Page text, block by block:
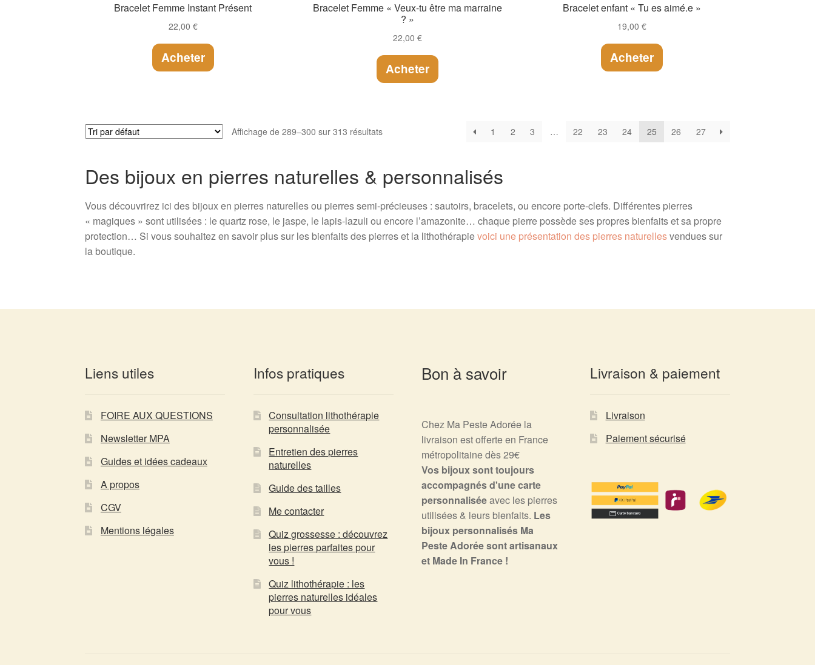
Bracelet Femme Instant Présent
22,00 €
Acheter
Bracelet Femme « Veux-tu être ma marraine
? »
22,00 €
Acheter
Bracelet enfant « Tu es aimé.e »
19,00€
Acheter
Affichage de 289–300 sur 313 résultats 1 2 3 … 22 23 24 25 26 27
Des bijoux en pierres naturelles & personnalisés
Vous découvrirez ici des bijoux en pierres naturelles ou pierres semi-précieuses : sautoirs, bracelets, ou encore porte-clefs. Différentes pierres
« magiques » sont utilisées : le quartz rose, le jaspe, le lapis-lazuli ou encore l’amazonite… chaque pierre possède ses propres bienfaits et sa propre
protection… Si vous souhaitez en savoir plus sur les bienfaits des pierres et la lithothérapievoici une présentation des pierres naturellesvendues sur
la boutique.
Liens utiles
FOIRE AUX QUESTIONS
Newsletter MPA
Guides et idées cadeaux
A propos
CGV
Mentions légales
Infos pratiques
Consultation lithothérapie
personnalisée
Entretien des pierres
naturelles
Guide des tailles
Me contacter
Quiz grossesse : découvrez
les pierres parfaites pour
vous !
Quiz lithothérapie : les
pierres naturelles idéales
pour vous
Bon à savoir
Chez Ma Peste Adorée la
livraison est offerte en France
métropolitaine dès 29€
Vos bijoux sont toujours
accompagnés d'une carte
personnaliséeavec les pierres
utilisées & leurs bienfaits. Les
bijoux personnalisés Ma
Peste Adorée sont artisanaux
et Made In France !
Livraison & paiement
Livraison
Paiement sécurisé